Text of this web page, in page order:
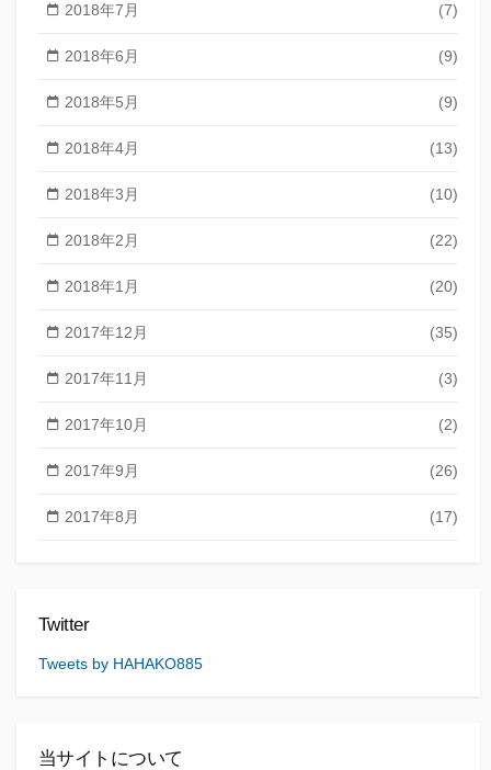
2018年7月 (7)
2018年6月 (9)
2018年5月 (9)
2018年4月 (13)
2018年3月 (10)
2018年2月 (22)
2018年1月 (20)
2017年12月 (35)
2017年11月 (3)
2017年10月 (2)
2017年9月 (26)
2017年8月 (17)
Twitter
Tweets by HAHAKO885
当サイトについて